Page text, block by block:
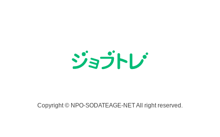
Copyright © NPO-SODATEAGE-NET All right reserved.